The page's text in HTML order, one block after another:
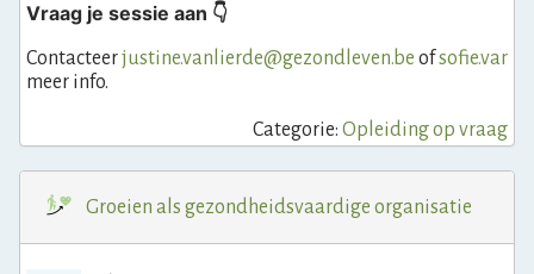
Vraag je sessie aan 👇
Contacteerjustine.vanlierde@gezondleven.be of
meer info.
Categorie: Opleiding op vraag
Groeien als gezondheidsvaardige organisatie